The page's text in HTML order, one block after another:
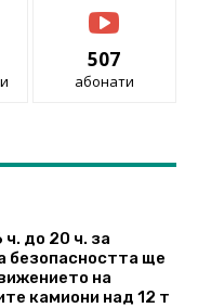
507
абонати
ч. до 20 ч. за
безопасността ще
на
камиони над 12 т